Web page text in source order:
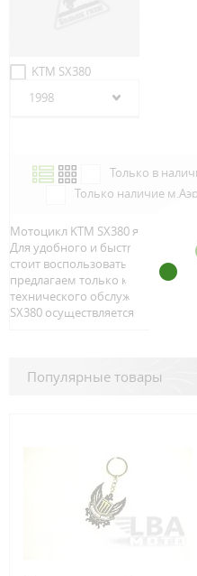
KTM SX380
1998
Только в
Только наличие
Мотоцикл KTM SX380 является
Для удобного и быстрого
стоит воспользоваться онлайн
предлагаем только
технического обслуживание
SX380 осуществляется по всей
Популярные товары